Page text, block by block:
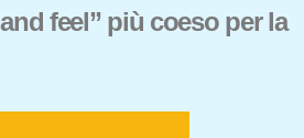
feel” più coeso per la